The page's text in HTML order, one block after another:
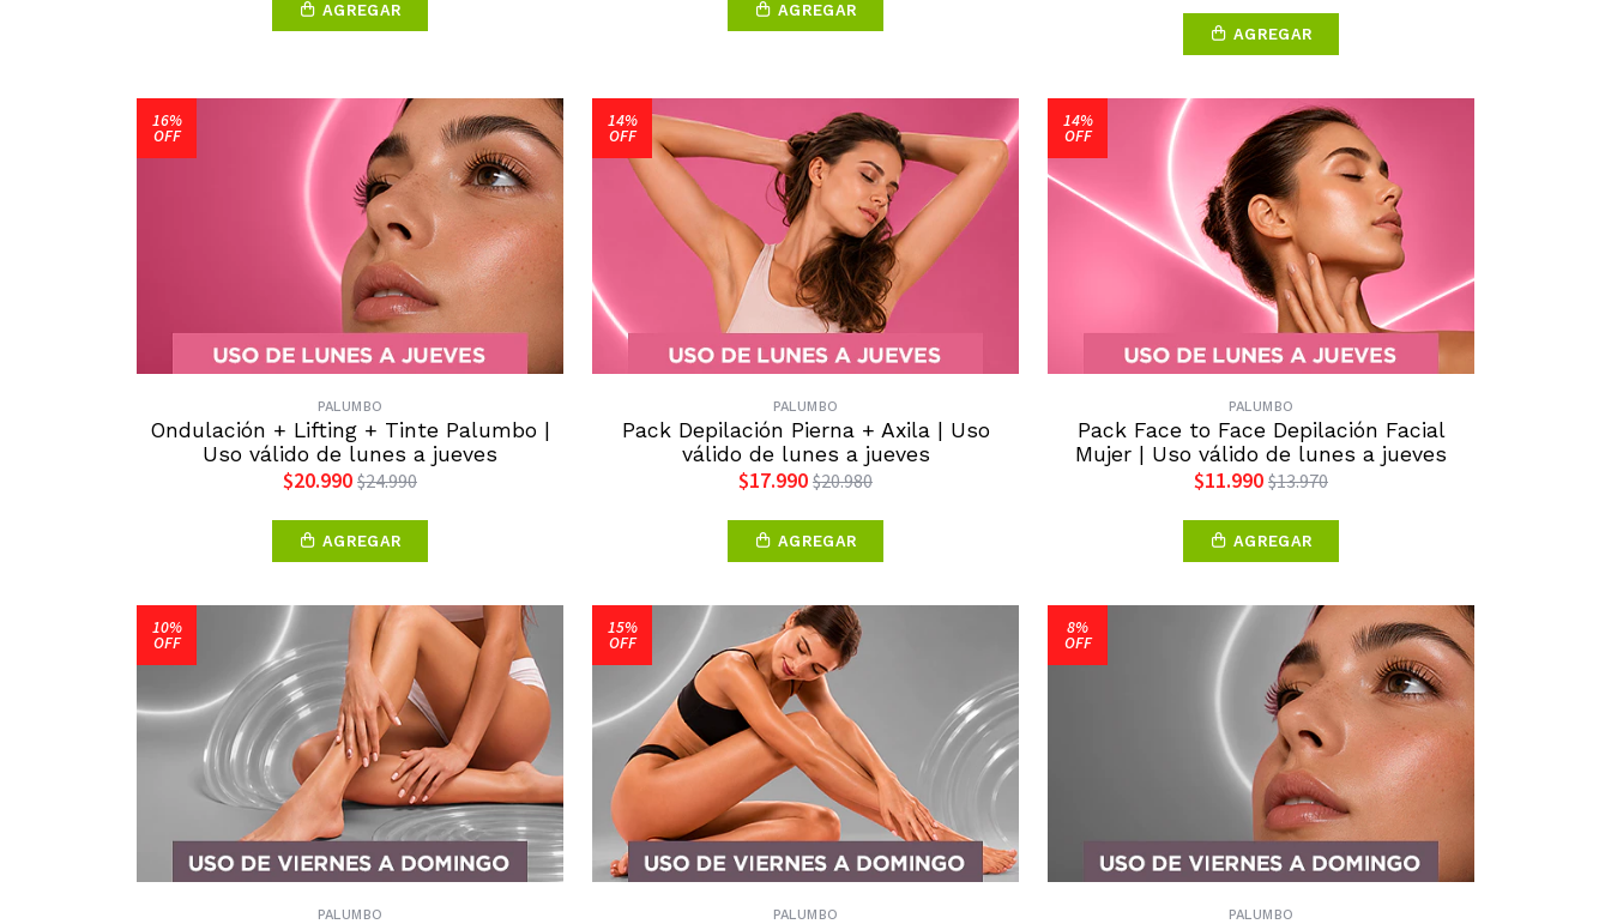
AGREGAR AGREGAR
AGREGAR
16%
OFF
PALUMBO
Ondulación + Lifting + Tinte Palumbo |
Uso válido de lunes a jueves
$20.990 $24.990
AGREGAR
14%
OFF
PALUMBO
Pack Depilación Pierna + Axila | Uso
válido de lunes a jueves
$17.990 $20.980
AGREGAR
14%
OFF
PALUMBO
Pack Face to Face Depilación Facial
Mujer | Uso válido de lunes a jueves
$11.990 $13.970
AGREGAR
10%
OFF
PALUMBO
15%
OFF
PALUMBO
8%
OFF
PALUMBO